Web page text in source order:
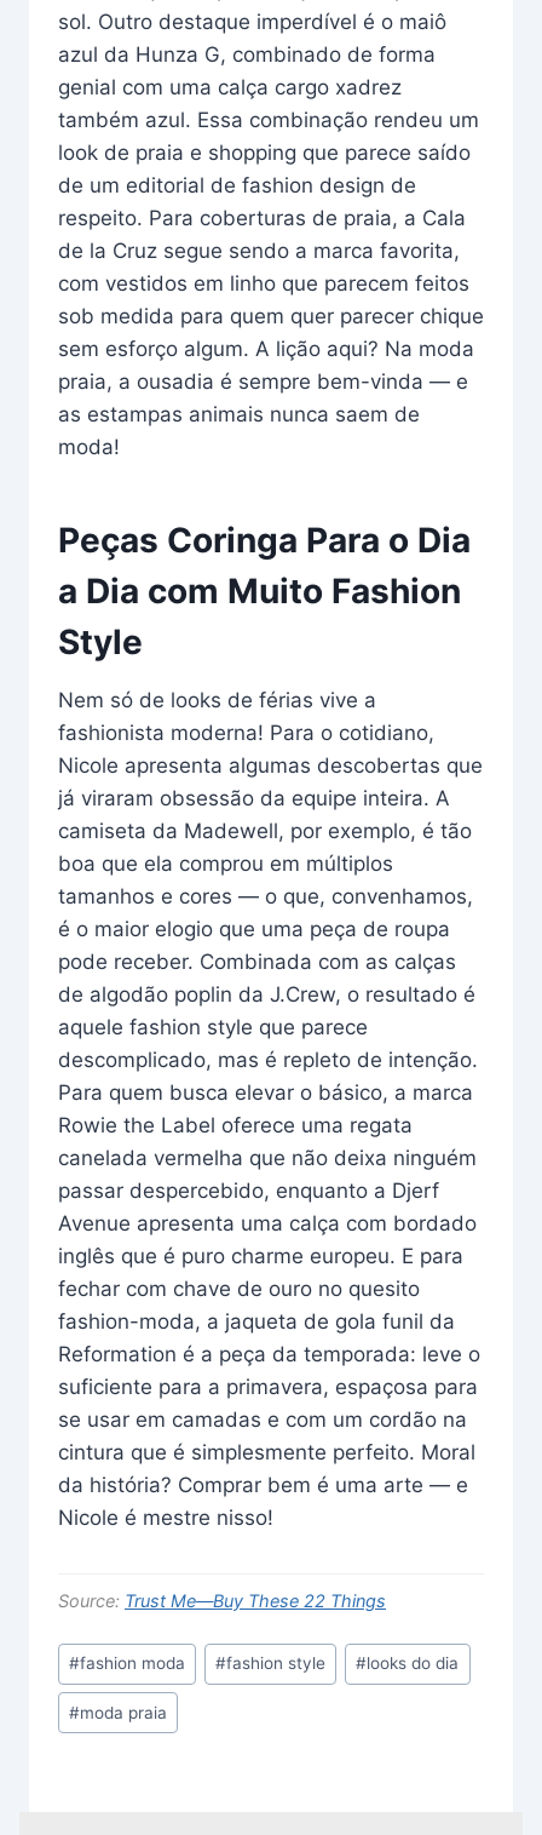
sol. Outro destaque imperdível é o maiô
azul da Hunza G, combinado de forma
genial com uma calça cargo xadrez
também azul. Essa combinação rendeu um
look de praia e shopping que parece saído
de um editorial de fashion design de
respeito. Para coberturas de praia, a Cala
de la Cruz segue sendo a marca favorita,
com vestidos em linho que parecem feitos
sob medida para quem quer parecer chique
sem esforço algum. A lição aqui? Na moda
praia, a ousadia é sempre bem-vinda — e
as estampas animais nunca saem de
moda!
Peças Coringa Para o Dia
a Dia com Muito Fashion
Style
Nem só de looks de férias vive a
fashionista moderna! Para o cotidiano,
Nicole apresenta algumas descobertas que
já viraram obsessão da equipe inteira. A
camiseta da Madewell, por exemplo, é tão
boa que ela comprou em múltiplos
tamanhos e cores — o que, convenhamos,
é o maior elogio que uma peça de roupa
pode receber. Combinada com as calças
de algodão poplin da J.Crew, o resultado é
aquele fashion style que parece
descomplicado, mas é repleto de intenção.
Para quem busca elevar o básico, a marca
Rowie the Label oferece uma regata
canelada vermelha que não deixa ninguém
passar despercebido, enquanto a Djerf
Avenue apresenta uma calça com bordado
inglês que é puro charme europeu. E para
fechar com chave de ouro no quesito
fashion-moda, a jaqueta de gola funil da
Reformation é a peça da temporada: leve o
suficiente para a primavera, espaçosa para
se usar em camadas e com um cordão na
cintura que é simplesmente perfeito. Moral
da história? Comprar bem é uma arte — e
Nicole é mestre nisso!
Source: Trust Me—Buy These 22 Things
Post
Tags:
#fashion moda #fashion style #looks do dia
#moda praia